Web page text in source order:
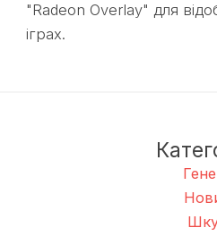
"Radeon Overlay" для
іграх.